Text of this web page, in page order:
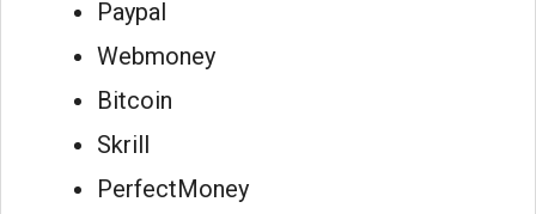
Paypal
Webmoney
Bitcoin
Skrill
PerfectMoney